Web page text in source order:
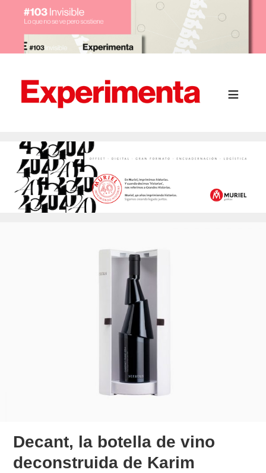
Decant, la botella de vino
deconstruida de Karim